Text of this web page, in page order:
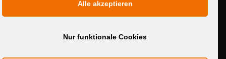
MEDIADATEN
Alle akzeptieren
Nur funktionale Cookies